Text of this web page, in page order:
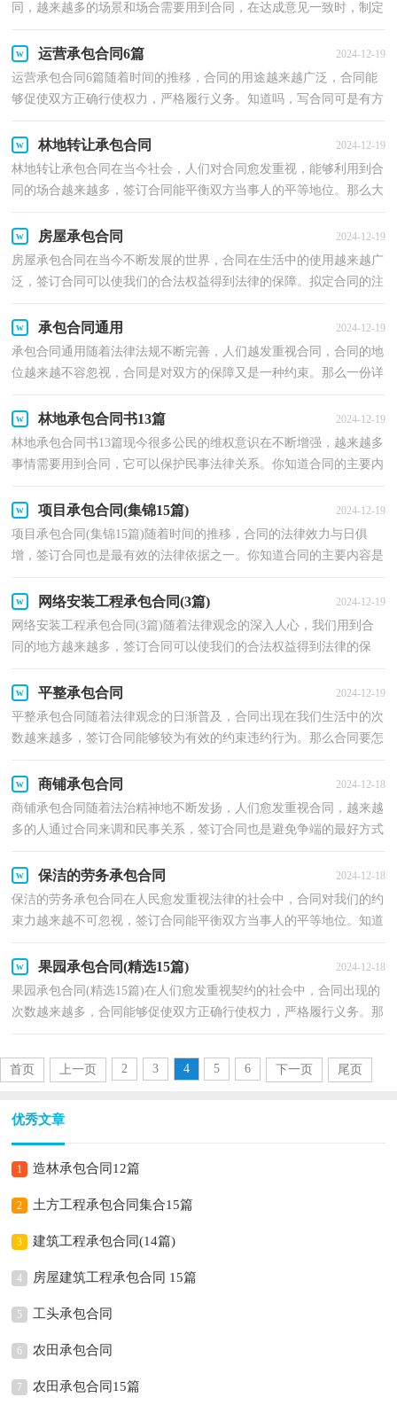
同，越来越多的场景和场合需要用到合同，在达成意见一致时，制定
运营承包合同6篇 2024-12-19
运营承包合同6篇随着时间的推移，合同的用途越来越广泛，合同能
够促使双方正确行使权力，严格履行义务。知道吗，写合同可是有方
林地转让承包合同 2024-12-19
林地转让承包合同在当今社会，人们对合同愈发重视，能够利用到合
同的场合越来越多，签订合同能平衡双方当事人的平等地位。那么大
房屋承包合同 2024-12-19
房屋承包合同在当今不断发展的世界，合同在生活中的使用越来越广
泛，签订合同可以使我们的合法权益得到法律的保障。拟定合同的注
承包合同通用 2024-12-19
承包合同通用随着法律法规不断完善，人们越发重视合同，合同的地
位越来越不容忽视，合同是对双方的保障又是一种约束。那么一份详
林地承包合同书13篇 2024-12-19
林地承包合同书13篇现今很多公民的维权意识在不断增强，越来越多
事情需要用到合同，它可以保护民事法律关系。你知道合同的主要内
项目承包合同(集锦15篇) 2024-12-19
项目承包合同(集锦15篇)随着时间的推移，合同的法律效力与日俱
增，签订合同也是最有效的法律依据之一。你知道合同的主要内容是
网络安装工程承包合同(3篇) 2024-12-19
网络安装工程承包合同(3篇)随着法律观念的深入人心，我们用到合
同的地方越来越多，签订合同可以使我们的合法权益得到法律的保
平整承包合同 2024-12-19
平整承包合同随着法律观念的日渐普及，合同出现在我们生活中的次
数越来越多，签订合同能够较为有效的约束违约行为。那么合同要怎
商铺承包合同 2024-12-18
商铺承包合同随着法治精神地不断发扬，人们愈发重视合同，越来越
多的人通过合同来调和民事关系，签订合同也是避免争端的最好方式
保洁的劳务承包合同 2024-12-18
保洁的劳务承包合同在人民愈发重视法律的社会中，合同对我们的约
束力越来越不可忽视，签订合同能平衡双方当事人的平等地位。知道
果园承包合同(精选15篇) 2024-12-18
果园承包合同(精选15篇)在人们愈发重视契约的社会中，合同出现的
次数越来越多，合同能够促使双方正确行使权力，严格履行义务。那
首页 上一页 2 3 4 5 6 下一页 尾页
优秀文章
1 造林承包合同12篇
2 土方工程承包合同集合15篇
3 建筑工程承包合同(14篇)
4 房屋建筑工程承包合同 15篇
5 工头承包合同
6 农田承包合同
7 农田承包合同15篇